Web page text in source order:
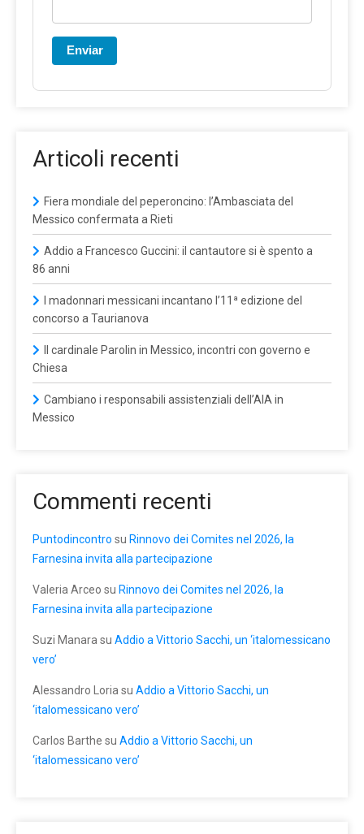
Enviar
Articoli recenti
Fiera mondiale del peperoncino: l’Ambasciata del
Messico confermata a Rieti
Addio a Francesco Guccini: il cantautore si è spento a
86 anni
I madonnari messicani incantano l’11ª edizione del
concorso a Taurianova
Il cardinale Parolin in Messico, incontri con governo e
Chiesa
Cambiano i responsabili assistenziali dell’AIA in
Messico
Commenti recenti
Puntodincontro su Rinnovo dei Comites nel 2026, la
Farnesina invita alla partecipazione
Valeria Arceo su Rinnovo dei Comites nel 2026, la
Farnesina invita alla partecipazione
Suzi Manara su Addio a Vittorio Sacchi, un ‘italomessicano
vero’
Alessandro Loria su Addio a Vittorio Sacchi, un
‘italomessicano vero’
Carlos Barthe su Addio a Vittorio Sacchi, un
‘italomessicano vero’